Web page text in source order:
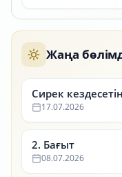
Жаңа
Сирек
17.07.2026
2. Бағыт
08.07.2026